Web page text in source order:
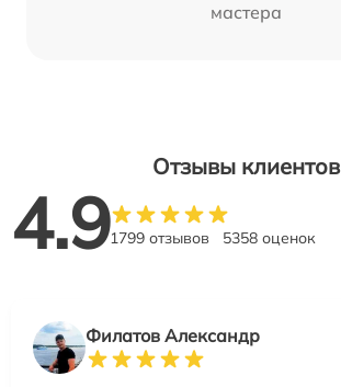
мастера
Отзывы клиентов
4.91799 отзывов 5358 оценок
Филатов Александр